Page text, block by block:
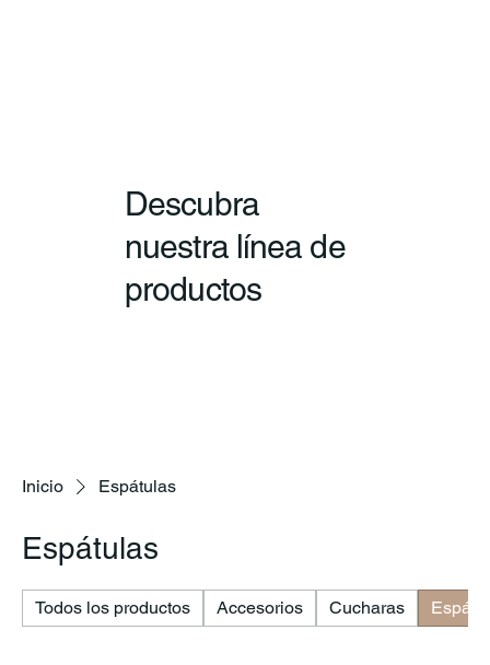
Descubra
nuestra línea de
productos
Inicio Espátulas
Espátulas
Todos los productos Accesorios Cucharas